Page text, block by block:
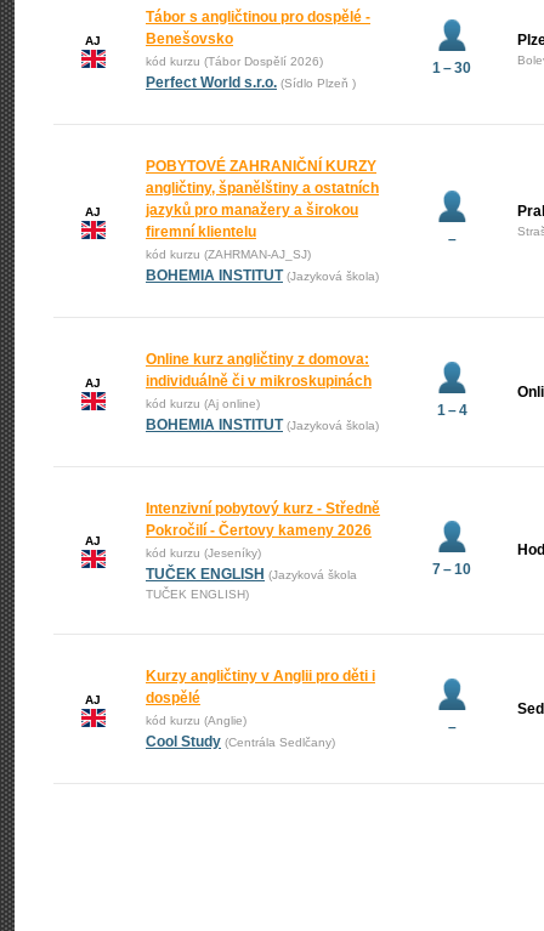
AJ
Tábor s angličtinou pro dospělé -
Benešovsko
kód kurzu (Tábor Dospělí 2026)
Perfect World s.r.o. (Sídlo Plzeň )
1 – 30
AJ
POBYTOVÉ ZAHRANIČNÍ KURZY
angličtiny, španělštiny a ostatních
jazyků pro manažery a širokou
firemní klientelu
kód kurzu (ZAHRMAN-AJ_SJ)
BOHEMIA INSTITUT (Jazyková škola)
–
AJ
Online kurz angličtiny z domova:
individuálně či v mikroskupinách
kód kurzu (Aj online)
BOHEMIA INSTITUT (Jazyková škola)
1 – 4
AJ
Intenzivní pobytový kurz - Středně
Pokročilí - Čertovy kameny 2026
kód kurzu (Jeseníky)
TUČEK ENGLISH (Jazyková škola
TUČEK ENGLISH)
7 – 10
AJ
Kurzy angličtiny v Anglii pro děti i
dospělé
kód kurzu (Anglie)
Cool Study (Centrála Sedlčany)
–